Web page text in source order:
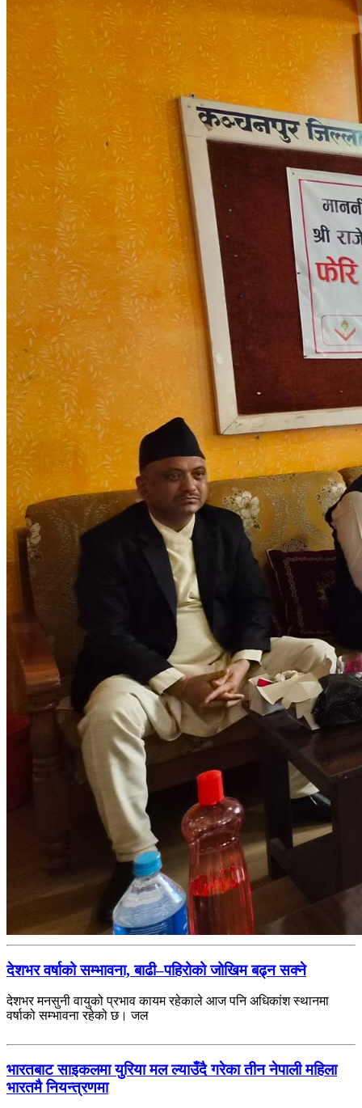
देशभर वर्षाको सम्भावना, बाढी–पहिरोको जोखिम बढ्न सक्ने
देशभर मनसुनी वायुको प्रभाव कायम रहेकाले आज पनि अधिकांश स्थानमा
वर्षाको सम्भावना रहेको छ। जल
भारतबाट साइकलमा युरिया मल ल्याउँदै गरेका तीन नेपाली महिला
भारतमै नियन्त्रणमा